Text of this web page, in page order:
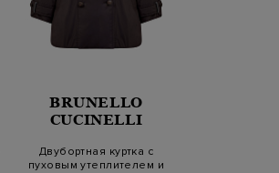
BRUNELLO
CUCINELLI
Двубортная куртка с
пуховым утеплителем и